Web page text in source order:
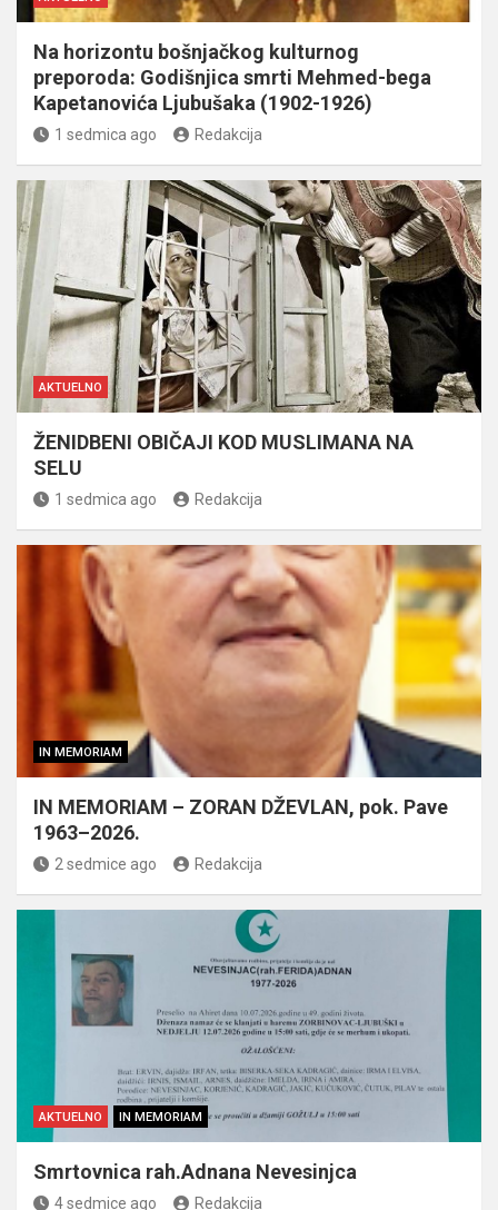
Na horizontu bošnjačkog kulturnog
preporoda: Godišnjica smrti Mehmed-bega
Kapetanovića Ljubušaka (1902-1926)
1 sedmica ago Redakcija
AKTUELNO
ŽENIDBENI OBIČAJI KOD MUSLIMANA NA
SELU
1 sedmica ago Redakcija
IN MEMORIAM
IN MEMORIAM – ZORAN DŽEVLAN, pok. Pave
1963–2026.
2 sedmice ago Redakcija
AKTUELNO IN MEMORIAM
Smrtovnica rah.Adnana Nevesinjca
4 sedmice ago Redakcija